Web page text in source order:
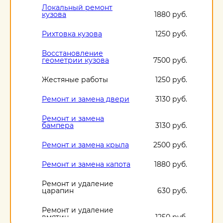
Локальный ремонт
кузова 1880 руб.
Рихтовка кузова 1250 руб.
Восстановление
геометрии кузова 7500 руб.
Жестяные работы 1250 руб.
Ремонт и замена двери 3130 руб.
Ремонт и замена
бампера 3130 руб.
Ремонт и замена крыла 2500 руб.
Ремонт и замена капота 1880 руб.
Ремонт и удаление
царапин 630 руб.
Ремонт и удаление
вмятин 1250 руб.